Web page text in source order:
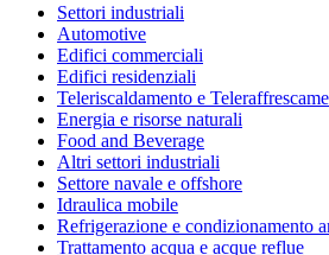
Settori industriali
Automotive
Edifici commerciali
Edifici residenziali
Teleriscaldamento e
Energia e risorse naturali
Food and Beverage
Altri settori industriali
Settore navale e offshore
Idraulica mobile
Refrigerazione e condizionamento
Trattamento acqua e acque reflue